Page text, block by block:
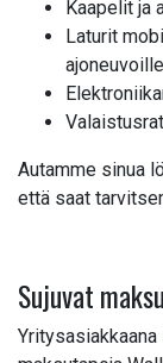
Kaapelit ja
Laturit
ajoneuvoille
Autamme sinua
että saat
Sujuvat